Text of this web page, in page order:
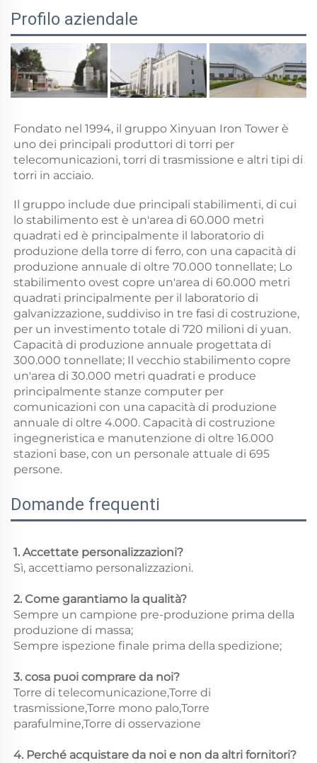
Profilo aziendale
Fondato nel 1994, il gruppo Xinyuan Iron Tower è
uno dei principali produttori di torri per
telecomunicazioni, torri di trasmissione e altri tipi di
torri in acciaio.
Il gruppo include due principali stabilimenti, di cui
lo stabilimento est è un'area di 60.000 metri
quadrati ed è principalmente il laboratorio di
produzione della torre di ferro, con una capacità di
produzione annuale di oltre 70.000 tonnellate; Lo
stabilimento ovest copre un'area di 60.000 metri
quadrati principalmente per il laboratorio di
galvanizzazione, suddiviso in tre fasi di costruzione,
per un investimento totale di 720 milioni di yuan.
Capacità di produzione annuale progettata di
300.000 tonnellate; Il vecchio stabilimento copre
un'area di 30.000 metri quadrati e produce
principalmente stanze computer per
comunicazioni con una capacità di produzione
annuale di oltre 4.000. Capacità di costruzione
ingegneristica e manutenzione di oltre 16.000
stazioni base, con un personale attuale di 695
persone.
Domande frequenti
1. Accettate personalizzazioni?
Sì, accettiamo personalizzazioni.
2. Come garantiamo la qualità?
Sempre un campione pre-produzione prima della
produzione di massa;
Sempre ispezione finale prima della spedizione;
3. cosa puoi comprare da noi?
Torre di telecomunicazione,Torre di
trasmissione,Torre mono palo,Torre
parafulmine,Torre di osservazione
4. Perché acquistare da noi e non da altri fornitori?